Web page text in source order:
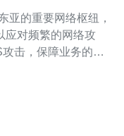
应对频繁的网络攻
击，保障业务的稳